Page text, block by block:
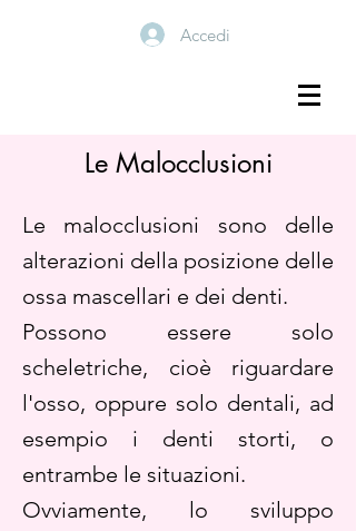
Accedi
Le Malocclusioni
Le malocclusioni sono delle
alterazioni della posizione delle
ossa mascellari e dei denti.
Possono essere solo
scheletriche, cioè riguardare
l'osso, oppure solo dentali, ad
esempio i denti storti, o
entrambe le situazioni.
Ovviamente, lo sviluppo